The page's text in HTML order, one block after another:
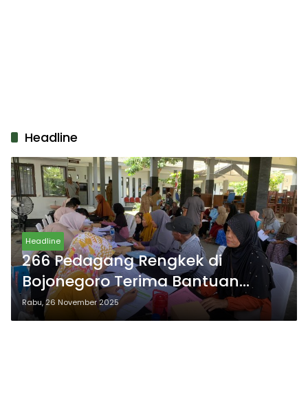
Headline
Headline
266 Pedagang Rengkek di
Bojonegoro Terima Bantuan
Tambahan Modal
Rabu, 26 November 2025